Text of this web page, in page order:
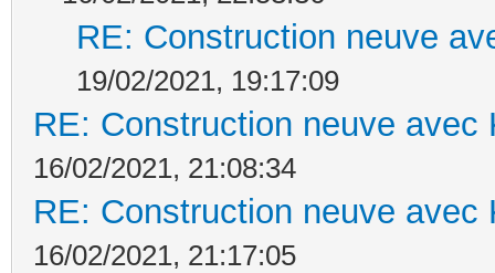
RE: Construction neuve
19/02/2021, 19:17:09
RE: Construction neuve avec
16/02/2021, 21:08:34
RE: Construction neuve avec
16/02/2021, 21:17:05